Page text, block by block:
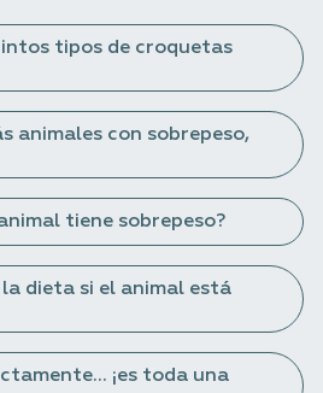
tipos de croquetas
animales con sobrepeso,
tiene sobrepeso?
dieta si el animal está
¡es toda una